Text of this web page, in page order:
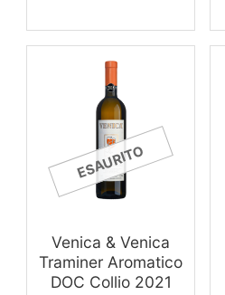
ESAURITO
Venica & Venica
Traminer Aromatico
DOC Collio 2021